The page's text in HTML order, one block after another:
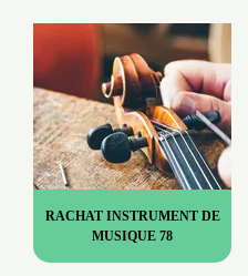
RACHAT INSTRUMENT DE
MUSIQUE 78